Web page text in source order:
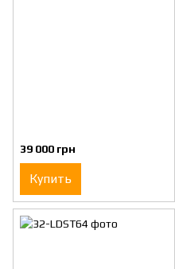
39 000 грн
Купить